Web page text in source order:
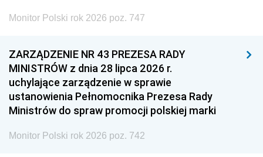
Monitor Polski rok 2026 poz. 747
ZARZĄDZENIE NR 43 PREZESA RADY
MINISTRÓW z dnia 28 lipca 2026 r.
uchylające zarządzenie w sprawie
ustanowienia Pełnomocnika Prezesa Rady
Ministrów do spraw promocji polskiej marki
Monitor Polski rok 2026 poz. 742